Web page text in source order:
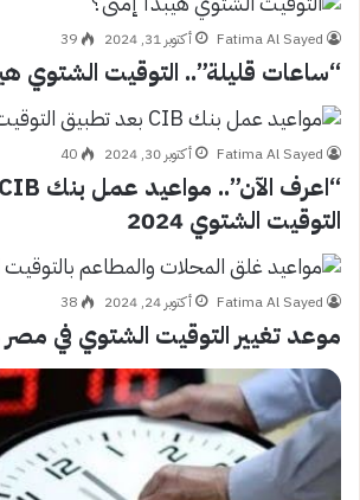
Fatima Al Sayed أكتوبر 31, 2024 39
“ساعات قليلة”.. التوقيت الشتوي
Fatima Al Sayed أكتوبر 30, 2024 40
التوقيت الشتوي 2024
Fatima Al Sayed أكتوبر 24, 2024 38
موعد تغيير التوقيت الشتوي في مصر 2024-2025